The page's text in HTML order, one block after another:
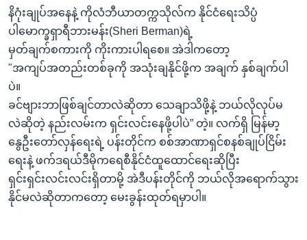
နိဂုံးချုပ်အနေနဲ့ ကိုလံဘီယာတက္ကသိုလ်က နိုင်ငံရေးသိပ္ပံ
ပါမောက္ခရှာရီဘားမန်း(Sheri Berman)ရဲ့
မှတ်ချက်စကားကို ကိုးကားပါရစေ။ အဲဒါကတော့
"အကျပ်အတည်းတစ်ခုကို အသုံးချနိုင်ဖို့က အချက် နှစ်ချက်ပါ
ပဲ။
ခင်ဗျားဘာဖြစ်ချင်တာလဲဆိုတာ သေချာသိဖို့နဲ့ ဘယ်လိုလုပ်မ
လဲဆိုတဲ့ နည်းလမ်းက ရှင်းလင်းနေဖို့ပါပဲ” တဲ့။ လက်ရှိ မြန်မာ့
နွေဦးတော်လှန်ရေးရဲ့ ပန်းတိုင်က စစ်အာဏာရှင်စနစ်ချုပ်ငြိမ်း
ရေးနဲ့ ဖက်ဒရယ်ဒီမိုကရေစီနိုင်ငံထူထောင်ရေးဆိုပြီး
ရှင်းရှင်းလင်းလင်းရှိတာမို့ အဲဒီပန်းတိုင်ကို ဘယ်လိုအရောက်သွား
နိုင်မလဲဆိုတာကတော့ မေးခွန်းထုတ်ရမှာပါ။